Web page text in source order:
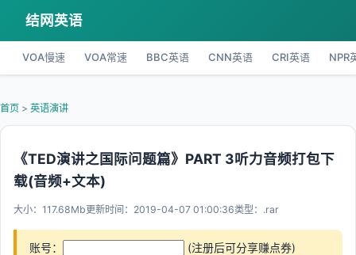
结网英语
VOA慢速 VOA常速 BBC英语 CNN英语 CRI英语 NPR
首页 > 英语演讲
《TED演讲之国际问题篇》PART 3听力音频打包下
载(音频+文本)
大小：117.68Mb更新时间：2019-04-07 01:00:36类型：.rar
账号：
(注册后可分享赚点券)